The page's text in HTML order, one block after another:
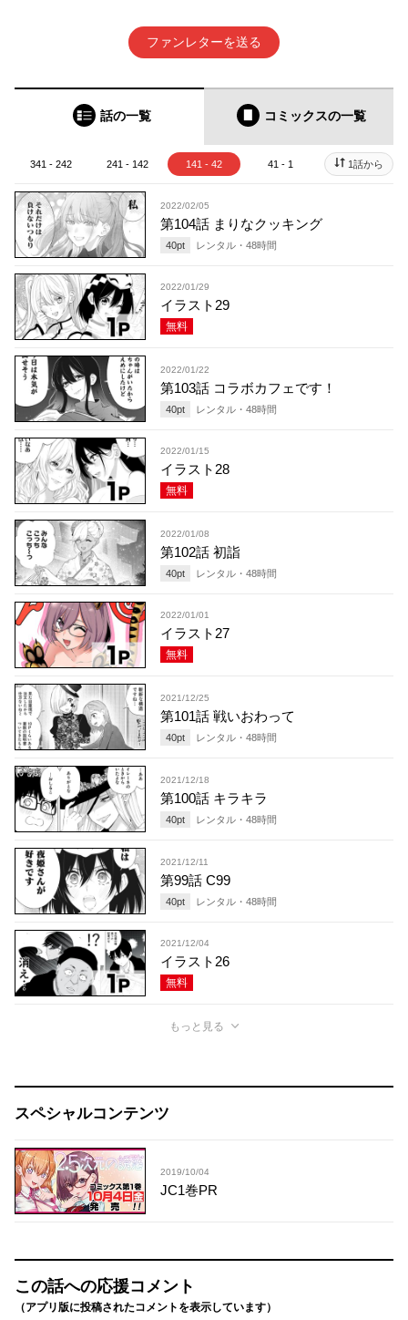
ファンレターを送る
話の一覧 コミックスの一覧
341 - 242 241 - 142 141 - 42 41 - 1 1話から
2022/02/05
第104話 まりなクッキング
40pt レンタル・ 48時間
2022/01/29
イラスト29
無料
2022/01/22
第103話 コラボカフェです！
40pt レンタル・ 48時間
2022/01/15
イラスト28
無料
2022/01/08
第102話 初詣
40pt レンタル・ 48時間
2022/01/01
イラスト27
無料
2021/12/25
第101話 戦いおわって
40pt レンタル・ 48時間
2021/12/18
第100話 キラキラ
40pt レンタル・ 48時間
2021/12/11
第99話 C99
40pt レンタル・ 48時間
2021/12/04
イラスト26
無料
もっと見る
スペシャルコンテンツ
2019/10/04
JC1巻PR
この話への応援コメント
（アプリ版に投稿されたコメントを表示しています）